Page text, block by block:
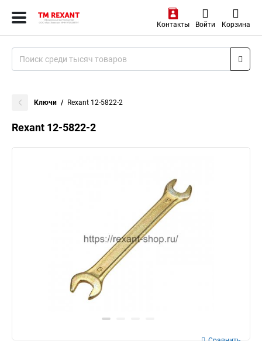
Контакты Войти Корзина
Ключи Rexant 12-5822-2
Rexant 12-5822-2